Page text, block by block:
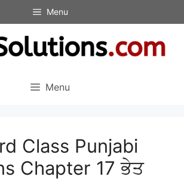
Menu
Menu
Class Punjabi
Chapter 17 ਭੇਤ